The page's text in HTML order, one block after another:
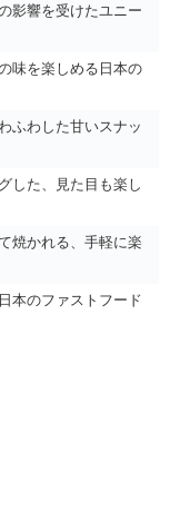
影響を受けたユニー
味を楽しめる日本の
ふわした甘いスナッ
した、見た目も楽し
焼かれる、手軽に楽
本のファストフード